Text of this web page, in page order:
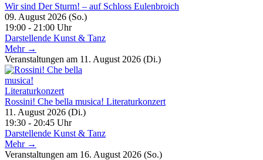
Wir sind Der Sturm! – auf Schloss Eulenbroich
09. August 2026 (So.)
19:00 - 21:00 Uhr
Darstellende Kunst & Tanz
Mehr →
Veranstaltungen am 11. August 2026 (Di.)
Rossini! Che bella musica! Literaturkonzert
11. August 2026 (Di.)
19:30 - 20:45 Uhr
Darstellende Kunst & Tanz
Mehr →
Veranstaltungen am 16. August 2026 (So.)